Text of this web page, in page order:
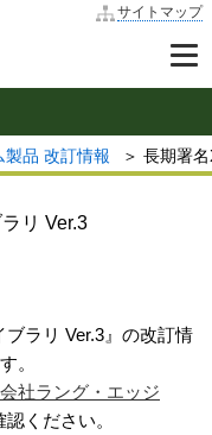
サイトマップ
製品 改訂情報 ＞ 長期署
リ Ver.3
ラリ Ver.3』の改訂情
。
社ラング・エッジ
認ください。